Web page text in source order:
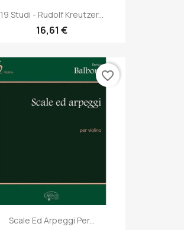
19 Studi - Rudolf Kreutzer...
16,61 €
Scale Ed Arpeggi Per...
favorite_border